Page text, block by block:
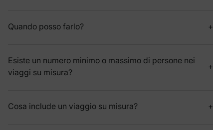
Quando posso farlo?
Esiste un numero minimo o massimo di persone nei
viaggi su misura?
Cosa include un viaggio su misura?